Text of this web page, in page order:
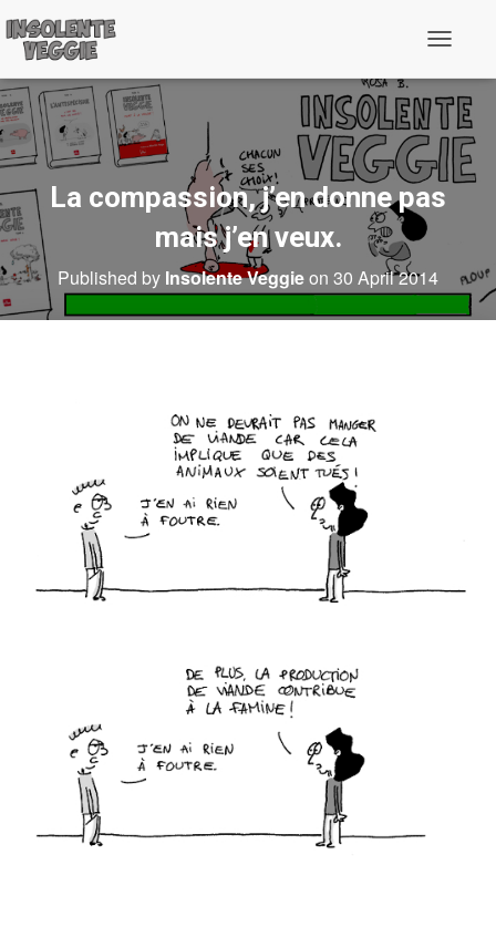
g
g
l
e
N
a
v
i
o
La compassion, j’en donne pas
mais j’en veux.
Published by Insolente Veggieon 30 April 2014